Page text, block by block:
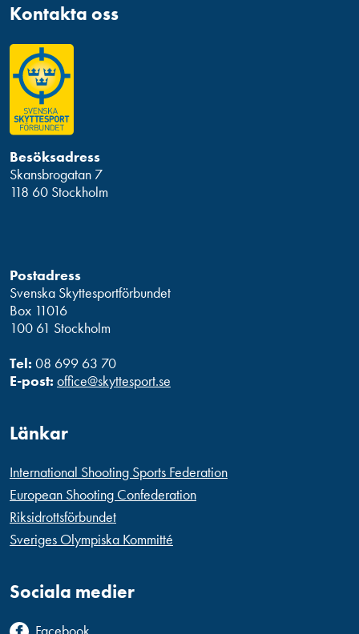
Kontakta oss
Besöksadress
Skansbrogatan 7
118 60 Stockholm
Postadress
Svenska Skyttesportförbundet
Box 11016
100 61 Stockholm
Tel: 08 699 63 70
E-post: office@skyttesport.se
Länkar
International Shooting Sports Federation
European Shooting Confederation
Riksidrottsförbundet
Sveriges Olympiska Kommitté
Sociala medier